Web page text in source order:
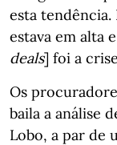
esta
estava em alta
deals] foi a
Os
baila a análise
Lobo, a par de